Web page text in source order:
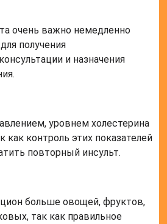
очень важно немедленно
получения
и назначения
уровнем холестерина
как контроль этих показателей
повторный инсульт.
больше овощей, фруктов,
так как правильное